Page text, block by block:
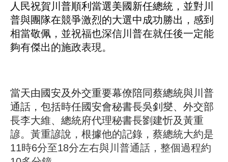
人民祝賀川普順利當選美國新任總統，並對川
普與團隊在競爭激烈的大選中成功勝出，感到
相當敬佩，並祝福也深信川普在就任後一定能
夠有傑出的施政表現。
當天由國安及外交重要幕僚陪同蔡總統與川普
通話，包括時任國安會秘書長吳釗燮、外交部
長李大維、總統府代理秘書長劉建忻及黃重
諺。黃重諺說，根據他的記錄，蔡總統大約是
11時6分至18分左右與川普通話，整個過程約